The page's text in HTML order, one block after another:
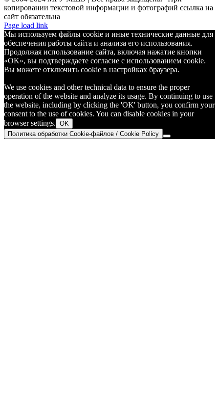
копировании текстовой информации и фотографий ссылка на
сайт обязательна
Telegram
Page load link
Мы используем файлы cookie и иные технические данные для
обеспечения работы сайта и анализа его использования.
Продолжая использование сайта, включая нажатие кнопки
«OK», вы подтверждаете согласие с использованием cookie.
Вы можете отключить cookie в настройках браузера.
We use cookies and other technical data to ensure the proper
operation of the website and analyze its usage. By continuing to use
the website, including by clicking the 'OK' button, you confirm your
consent to the use of cookies. You can disable cookies in your
browser settings. OK
Политика обработки Cookie-файлов / Cookie Policy